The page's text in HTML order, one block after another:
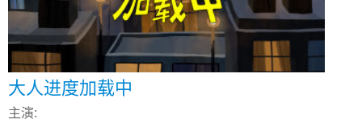
大人进度加载中
主演: